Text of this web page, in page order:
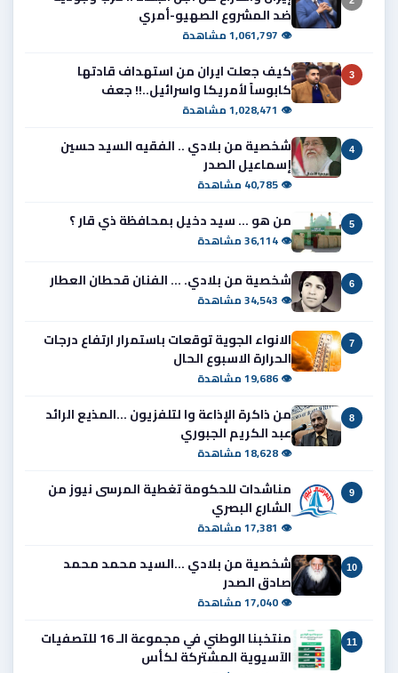
ضد المشروع الصهيو-أمري
👁 1,061,797 مشاهدة
3
كيف جعلت ايران من استهداف قادتها
كابوساً لأمريكا واسرائيل..!! جعف
👁 1,028,471 مشاهدة
4
شخصية من بلادي .. الفقيه السيد حسين
إسماعيل الصدر
👁 40,785 مشاهدة
5 من هو ... سيد دخيل بمحافظة ذي قار ؟
👁 36,114 مشاهدة
6 شخصية من بلادي. ... الفنان قحطان العطار
👁 34,543 مشاهدة
7
الانواء الجوية توقعات باستمرار ارتفاع درجات
الحرارة الاسبوع الحال
👁 19,686 مشاهدة
8
من ذاكرة الإذاعة وا لتلفزيون ...المذيع الرائد
عبد الكريم الجبوري
👁 18,628 مشاهدة
9
مناشدات للحكومة تغطية المرسى نيوز من
الشارع البصري
👁 17,381 مشاهدة
10
شخصية من بلادي ...السيد محمد محمد
صادق الصدر
👁 17,040 مشاهدة
11
منتخبنا الوطني في مجموعة الـ 16 للتصفيات
الآسيوية المشتركة لكأس